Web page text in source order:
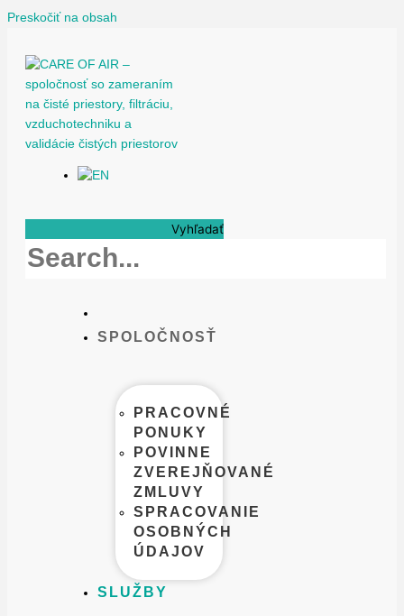
Preskočiť na obsah
Vyhľadať
SPOLOČNOSŤ
PRACOVNÉ
PONUKY
POVINNE
ZVEREJŇOVANÉ
ZMLUVY
SPRACOVANIE
OSOBNÝCH
ÚDAJOV​
SLUŽBY